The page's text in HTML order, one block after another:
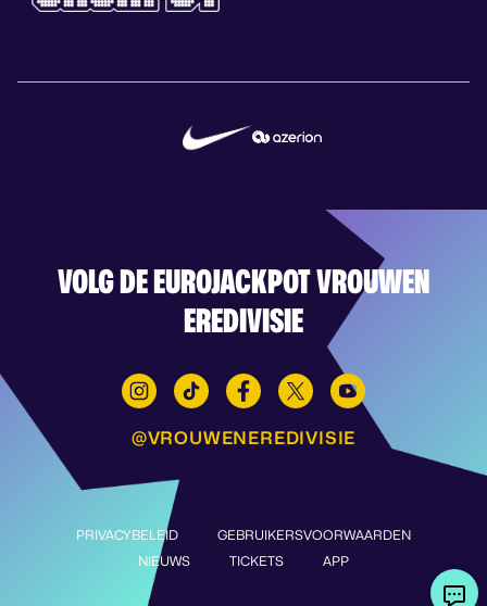
VOLG DE EUROJACKPOT VROUWEN
EREDIVISIE
@VROUWENEREDIVISIE
PRIVACYBELEID
GEBRUIKERSVOORWAARDEN
NIEUWS
TICKETS APP